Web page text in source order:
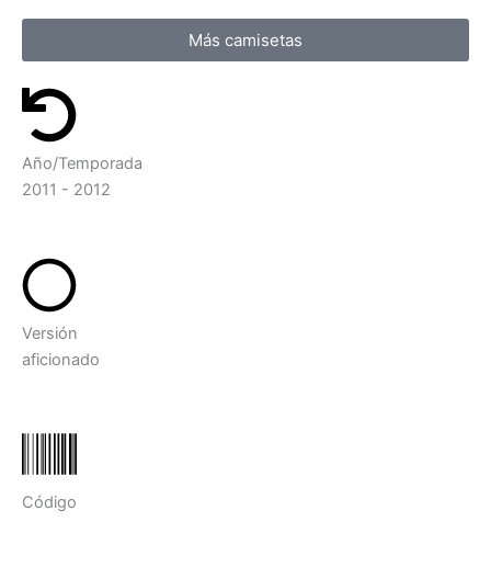
Más camisetas
Año/Temporada
2011 - 2012
Versión
aficionado
Código